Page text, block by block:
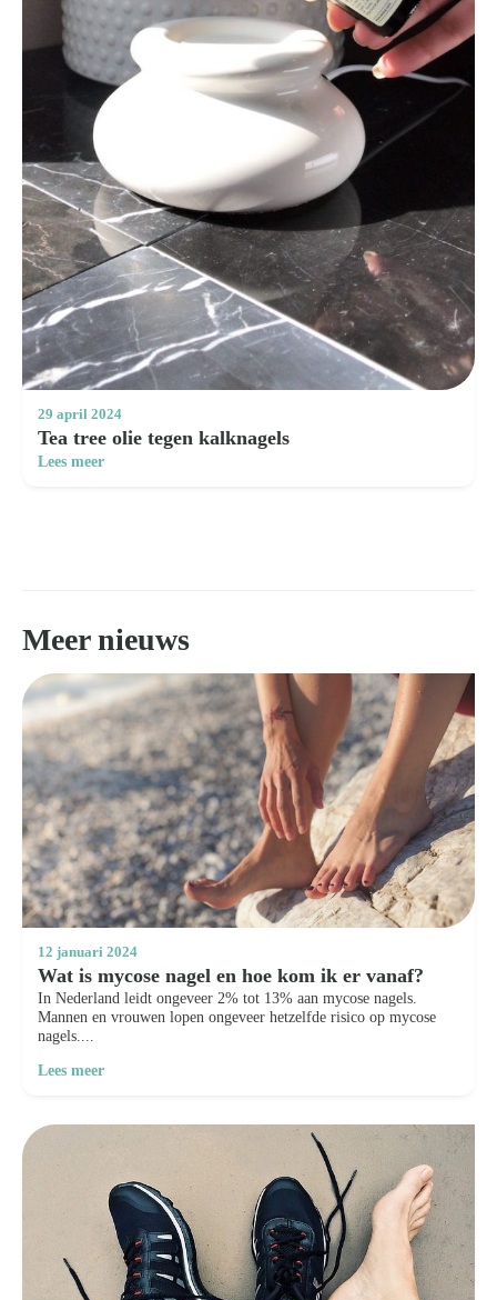
29 april 2024
Tea tree olie tegen kalknagels
Lees meer
Meer nieuws
12 januari 2024
Wat is mycose nagel en hoe kom ik er vanaf?
In Nederland leidt ongeveer 2% tot 13% aan mycose nagels.
Mannen en vrouwen lopen ongeveer hetzelfde risico op mycose
nagels....
Lees meer